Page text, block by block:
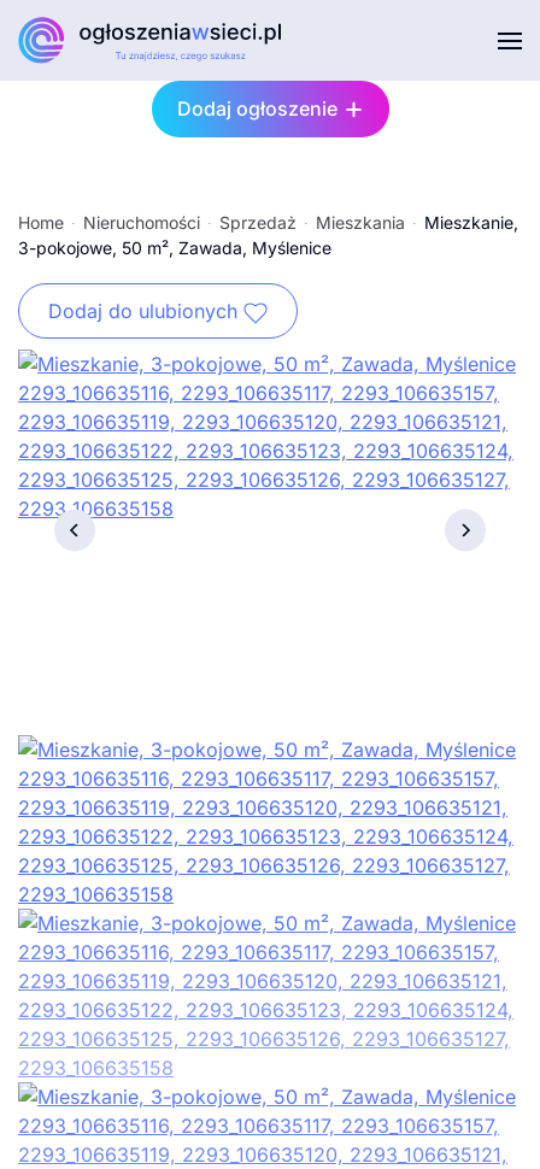
Dodaj ogłoszenie
Home Nieruchomości Sprzedaż Mieszkania
Mieszkanie,
3-pokojowe, 50 m², Zawada, Myślenice
Dodaj do ulubionych